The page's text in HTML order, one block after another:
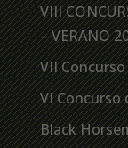
VIII
– VERANO
VII
VI Concurso
Black